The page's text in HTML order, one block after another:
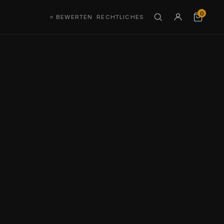
⭐ BEWERTEN RECHTLICHES
0